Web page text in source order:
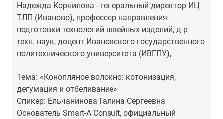
Надежда Корнилова - генеральный директор ИЦ
ТЛП (Иваново), профессор направления
подготовки технологий швейных изделий, д-р
техн. наук, доцент Ивановского государственного
политехнического университета (ИВГПУ),
Тема: «Конопляное волокно: котонизация,
дегумация и отбеливание»
Спикер: Ельчанинова Галина Сергеевна
Основатель Smart-A Consult, официальный